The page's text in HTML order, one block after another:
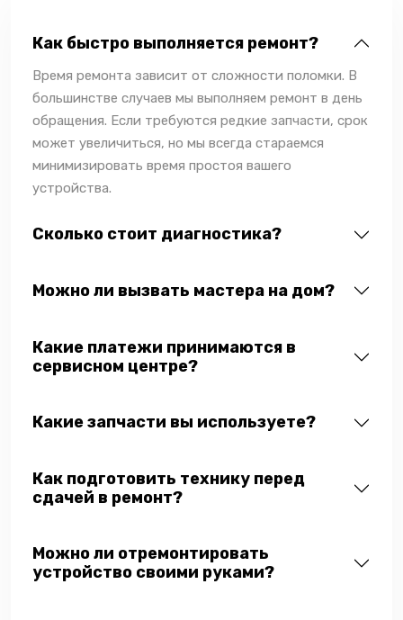
Как быстро выполняется ремонт?
Время ремонта зависит от сложности поломки. В
большинстве случаев мы выполняем ремонт в день
обращения. Если требуются редкие запчасти, срок
может увеличиться, но мы всегда стараемся
минимизировать время простоя вашего
устройства.
Сколько стоит диагностика?
Можно ли вызвать мастера на дом?
Какие платежи принимаются в
сервисном центре?
Какие запчасти вы используете?
Как подготовить технику перед
сдачей в ремонт?
Можно ли отремонтировать
устройство своими руками?